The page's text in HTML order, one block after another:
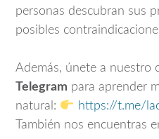
personas descubran sus
posibles
Además, únete a nuestro
Telegram para aprender
natural:
https://t.me/
También nos encuentras